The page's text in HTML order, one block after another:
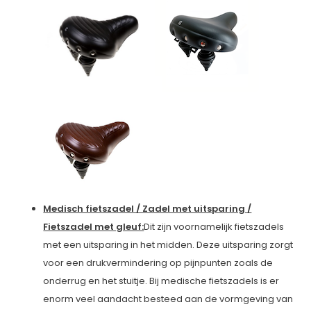
Medisch fietszadel / Zadel met uitsparing /
Fietszadel met gleuf:Dit zijn voornamelijk fietszadels
met een uitsparing in het midden. Deze uitsparing zorgt
voor een drukvermindering op pijnpunten zoals de
onderrug en het stuitje. Bij medische fietszadels is er
enorm veel aandacht besteed aan de vormgeving van